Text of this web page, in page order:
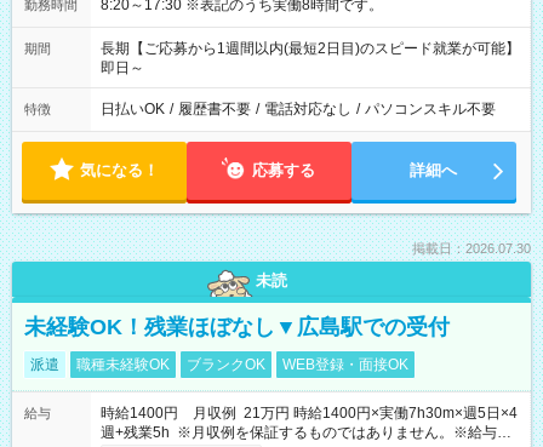
勤務時間 8:20～17:30 ※表記のうち実働8時間です。
期間
長期【ご応募から1週間以内(最短2日目)のスピード就業が可能】
即日～
特徴 日払いOK / 履歴書不要 / 電話対応なし / パソコンスキル不要
気になる！ 応募する 詳細へ
掲載日：2026.07.30
未読
未経験OK！残業ほぼなし▼広島駅での受付
派遣 職種未経験OK ブランクOK WEB登録・面接OK
給与
時給1400円 月収例 21万円 時給1400円×実働7h30m×週5日×4
週+残業5h ※月収例を保証するものではありません。※給与即